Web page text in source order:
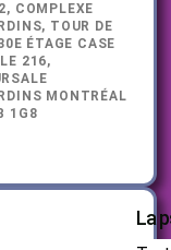
COMPLEXE
TOUR DE
ÉTAGE CASE
216,
MONTRÉAL
1G8
La